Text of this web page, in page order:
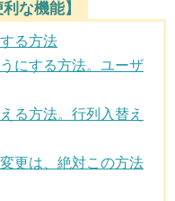
な機能】
る方法
にする方法。ユーザ
る方法。行列入替え
更は、絶対この方法